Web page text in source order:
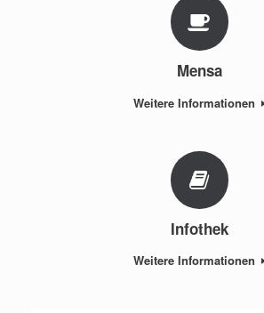
Mensa
Weitere Informationen
Infothek
Weitere Informationen